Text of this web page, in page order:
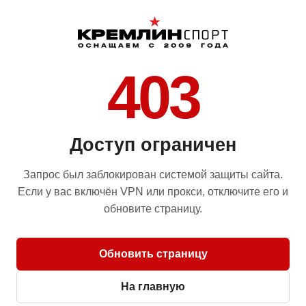
403
Доступ ограничен
Запрос был заблокирован системой защиты сайта.
Если у вас включён VPN или прокси, отключите его и
обновите страницу.
Обновить страницу
На главную